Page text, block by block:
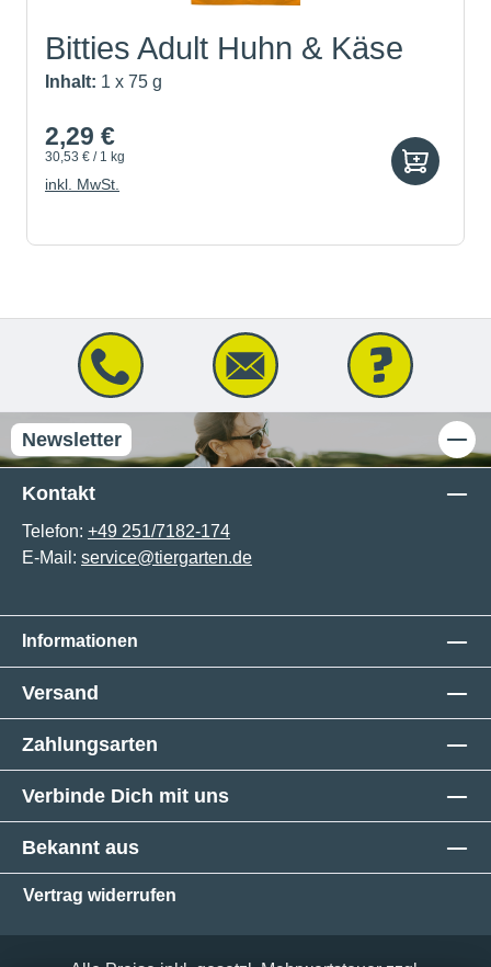
Bitties Adult Huhn & Käse
Inhalt: 1 x 75 g
2,29 €
30,53 € / 1 kg
inkl. MwSt.
Newsletter
Kontakt
Telefon: +49 251/7182-174
E-Mail: service@tiergarten.de
Informationen
Versand
Zahlungsarten
Verbinde Dich mit uns
Bekannt aus
Vertrag widerrufen